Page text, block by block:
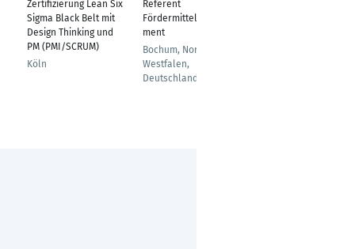
Zertifizierung Lean Six
Sigma Black Belt mit
Design Thinking und
PM (PMI/SCRUM)
Köln
Referent
Fördermittelmanage
ment
Bochum, Nordrhein-
Westfalen,
Deutschland